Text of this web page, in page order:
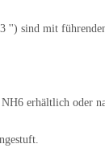
sind mit
erhältlich oder